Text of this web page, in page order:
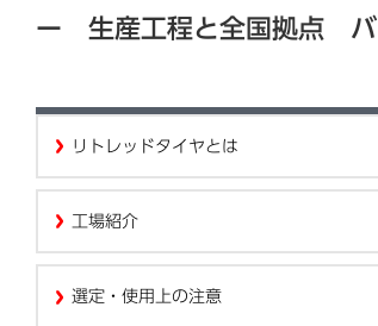
ー 生産工程と全国拠点 バ
リトレッドタイヤとは
工場紹介
選定・使用上の注意